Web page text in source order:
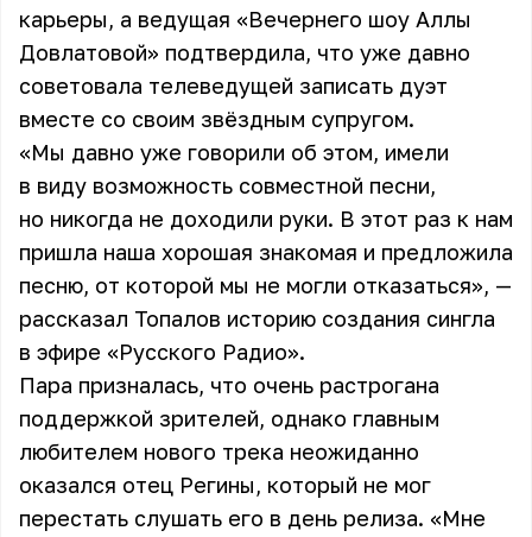
карьеры, а ведущая «Вечернего шоу Аллы
Довлатовой» подтвердила, что уже давно
советовала телеведущей записать дуэт
вместе со своим звёздным супругом.
«Мы давно уже говорили об этом, имели
в виду возможность совместной песни,
но никогда не доходили руки. В этот раз к нам
пришла наша хорошая знакомая и предложила
песню, от которой мы не могли отказаться», —
рассказал Топалов историю создания сингла
в эфире «Русского Радио».
Пара призналась, что очень растрогана
поддержкой зрителей, однако главным
любителем нового трека неожиданно
оказался отец Регины, который не мог
перестать слушать его в день релиза. «Мне